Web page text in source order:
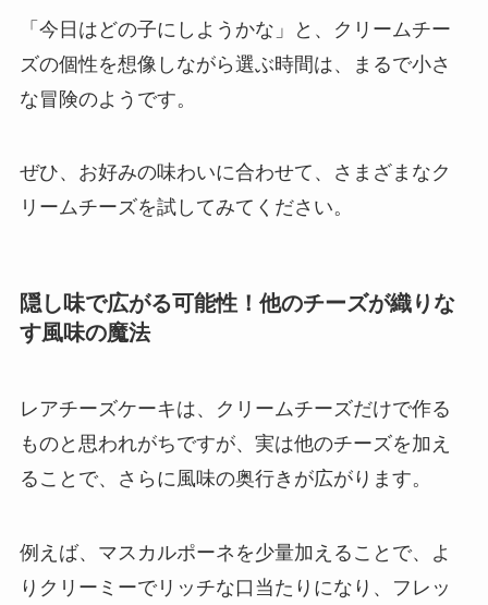
「今日はどの子にしようかな」と、クリームチー
ズの個性を想像しながら選ぶ時間は、まるで小さ
な冒険のようです。
ぜひ、お好みの味わいに合わせて、さまざまなク
リームチーズを試してみてください。
隠し味で広がる可能性！他のチーズが織りな
す風味の魔法
レアチーズケーキは、クリームチーズだけで作る
ものと思われがちですが、実は他のチーズを加え
ることで、さらに風味の奥行きが広がります。
例えば、マスカルポーネを少量加えることで、よ
りクリーミーでリッチな口当たりになり、フレッ